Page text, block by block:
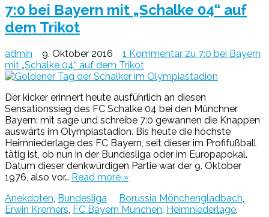
7:0 bei Bayern mit „Schalke 04“ auf
dem Trikot
admin 9. Oktober 2016 1 Kommentar zu 7:0 bei Bayern
mit „Schalke 04“ auf dem Trikot
Der kicker erinnert heute ausführlich an diesen
Sensationssieg des FC Schalke 04 bei den Münchner
Bayern: mit sage und schreibe 7:0 gewannen die Knappen
auswärts im Olympiastadion. Bis heute die höchste
Heimniederlage des FC Bayern, seit dieser im Profifußball
tätig ist, ob nun in der Bundesliga oder im Europapokal.
Datum dieser denkwürdigen Partie war der 9. Oktober
1976, also vor… Read more »
Anekdoten, Bundesliga Borussia Mönchengladbach,
Erwin Kremers, FC Bayern München, Heimniederlage,